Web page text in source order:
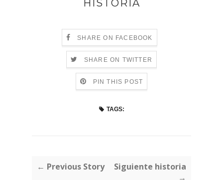
HISTORIA
SHARE ON FACEBOOK
SHARE ON TWITTER
PIN THIS POST
TAGS:
← Previous Story
Siguiente historia
→